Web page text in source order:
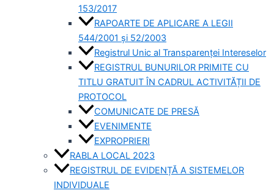
153/2017
RAPOARTE DE APLICARE A LEGII
544/2001 și 52/2003
Registrul Unic al Transparenței Intereselor
REGISTRUL BUNURILOR PRIMITE CU
TITLU GRATUIT ÎN CADRUL ACTIVITĂȚII DE
PROTOCOL
COMUNICATE DE PRESĂ
EVENIMENTE
EXPROPRIERI
RABLA LOCAL 2023
REGISTRUL DE EVIDENȚĂ A SISTEMELOR
INDIVIDUALE